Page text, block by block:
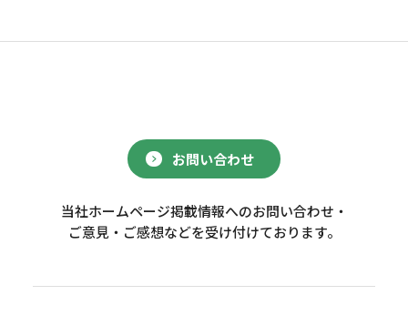
お問い合わせ
当社ホームページ掲載情報へのお問い合わせ・
ご意見・ご感想などを受け付けております。